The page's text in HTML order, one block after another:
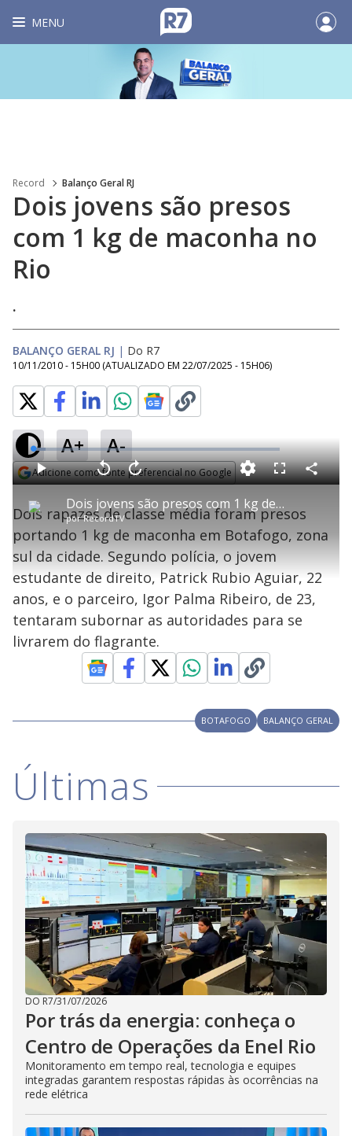
MENU
Record Balanço Geral RJ
Dois jovens são presos
com 1 kg de maconha no
Rio
.
BALANÇO GERAL RJ | Do R7
10/11/2010 - 15H00 (ATUALIZADO EM 22/07/2025 - 15H06)
A+ A-
Adicione como fonte preferencial no Google
P
l
a
y
V
d
e
o
Dois jovens são presos com 1 kg de maconha no Rio
porRecordTV
P V
t
a
r
0
s
n
d
s
A
n
a
s
e
u
n
o
s
L
o
a
d
e
5
.
0
0
%
F
l
s
c
e
C
o
Dois rapazes de classe média foram presos
portando 1 kg de maconha em Botafogo, zona
sul da cidade. Segundo polícia, o jovem
estudante de direito, Patrick Rubio Aguiar, 22
anos, e o parceiro, Igor Palma Ribeiro, de 23,
tentaram subornar as autoridades para se
livrarem do flagrante.
BOTAFOGO BALANÇO GERAL
Últimas
DO R7/31/07/2026
Por trás da energia: conheça o
Centro de Operações da Enel Rio
Monitoramento em tempo real, tecnologia e equipes
integradas garantem respostas rápidas às ocorrências na
rede elétrica